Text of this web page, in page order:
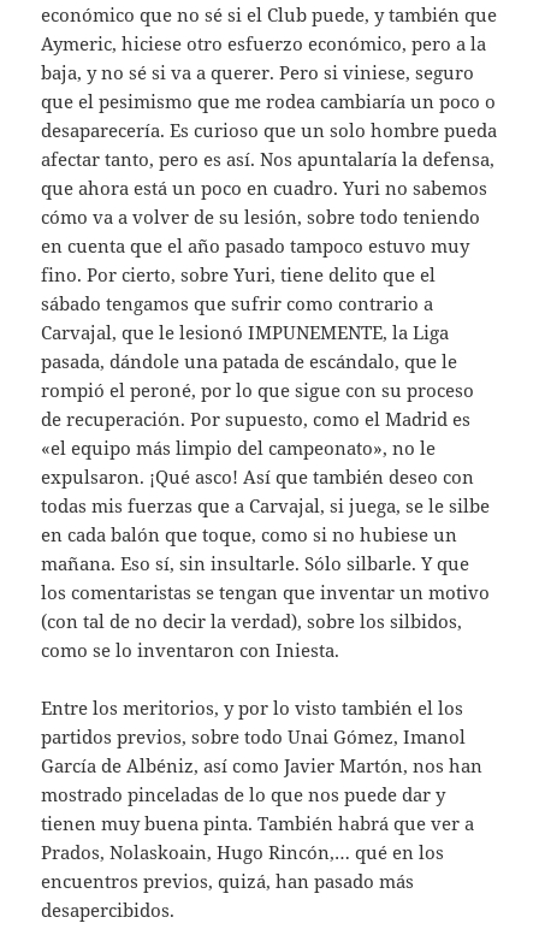
económico que no sé si el Club puede, y también que
Aymeric, hiciese otro esfuerzo económico, pero a la
baja, y no sé si va a querer. Pero si viniese, seguro
que el pesimismo que me rodea cambiaría un poco o
desaparecería. Es curioso que un solo hombre pueda
afectar tanto, pero es así. Nos apuntalaría la defensa,
que ahora está un poco en cuadro. Yuri no sabemos
cómo va a volver de su lesión, sobre todo teniendo
en cuenta que el año pasado tampoco estuvo muy
fino. Por cierto, sobre Yuri, tiene delito que el
sábado tengamos que sufrir como contrario a
Carvajal, que le lesionó IMPUNEMENTE, la Liga
pasada, dándole una patada de escándalo, que le
rompió el peroné, por lo que sigue con su proceso
de recuperación. Por supuesto, como el Madrid es
«el equipo más limpio del campeonato», no le
expulsaron. ¡Qué asco! Así que también deseo con
todas mis fuerzas que a Carvajal, si juega, se le silbe
en cada balón que toque, como si no hubiese un
mañana. Eso sí, sin insultarle. Sólo silbarle. Y que
los comentaristas se tengan que inventar un motivo
(con tal de no decir la verdad), sobre los silbidos,
como se lo inventaron con Iniesta.
Entre los meritorios, y por lo visto también el los
partidos previos, sobre todo Unai Gómez, Imanol
García de Albéniz, así como Javier Martón, nos han
mostrado pinceladas de lo que nos puede dar y
tienen muy buena pinta. También habrá que ver a
Prados, Nolaskoain, Hugo Rincón,… qué en los
encuentros previos, quizá, han pasado más
desapercibidos.